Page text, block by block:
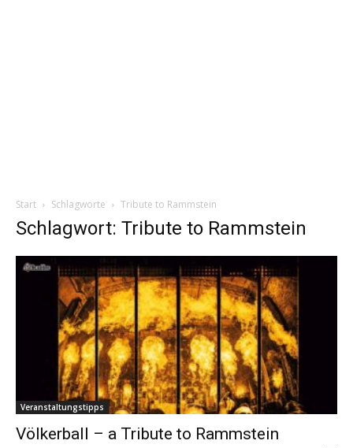
Start Schlagworte Tribute to Rammstein
Schlagwort: Tribute to Rammstein
Veranstaltungstipps
Völkerball – a Tribute to Rammstein